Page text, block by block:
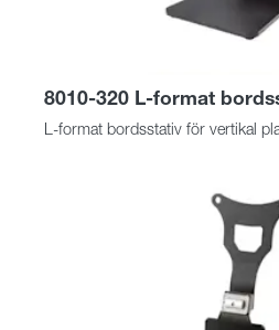
8010-320 L-format
L-format bordsstativ för vertikal